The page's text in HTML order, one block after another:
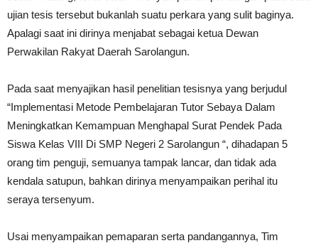
ujian tesis tersebut bukanlah suatu perkara yang sulit baginya.
Apalagi saat ini dirinya menjabat sebagai ketua Dewan
Perwakilan Rakyat Daerah Sarolangun.
Pada saat menyajikan hasil penelitian tesisnya yang berjudul
“Implementasi Metode Pembelajaran Tutor Sebaya Dalam
Meningkatkan Kemampuan Menghapal Surat Pendek Pada
Siswa Kelas VIII Di SMP Negeri 2 Sarolangun “, dihadapan 5
orang tim penguji, semuanya tampak lancar, dan tidak ada
kendala satupun, bahkan dirinya menyampaikan perihal itu
seraya tersenyum.
Usai menyampaikan pemaparan serta pandangannya, Tim